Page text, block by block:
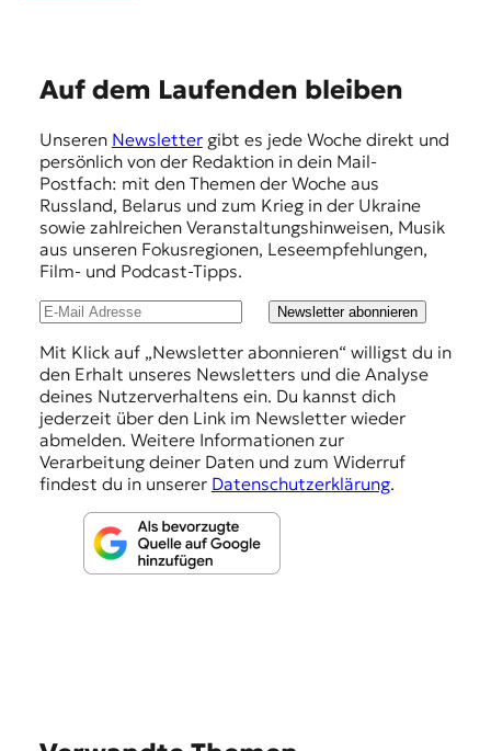
Auf dem Laufenden bleiben
Unseren Newslettergibt es jede Woche direkt und
persönlich von der Redaktion in dein Mail-
Postfach: mit den Themen der Woche aus
Russland, Belarus und zum Krieg in der Ukraine
sowie zahlreichen Veranstaltungshinweisen, Musik
aus unseren Fokusregionen, Leseempfehlungen,
Film- und Podcast-Tipps.
Newsletter abonnieren
Mit Klick auf „Newsletter abonnieren“ willigst du in
den Erhalt unseres Newsletters und die Analyse
deines Nutzerverhaltens ein. Du kannst dich
jederzeit über den Link im Newsletter wieder
abmelden. Weitere Informationen zur
Verarbeitung deiner Daten und zum Widerruf
findest du in unserer Datenschutzerklärung.